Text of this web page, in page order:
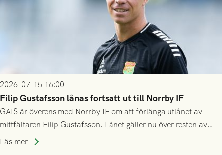
2026-07-15 16:00
Filip Gustafsson lånas fortsatt ut till Norrby IF
GAIS är överens med Norrby IF om att förlänga utlånet av
mittfältaren Filip Gustafsson. Lånet gäller nu över resten av
säsongen 2026.
Läs mer